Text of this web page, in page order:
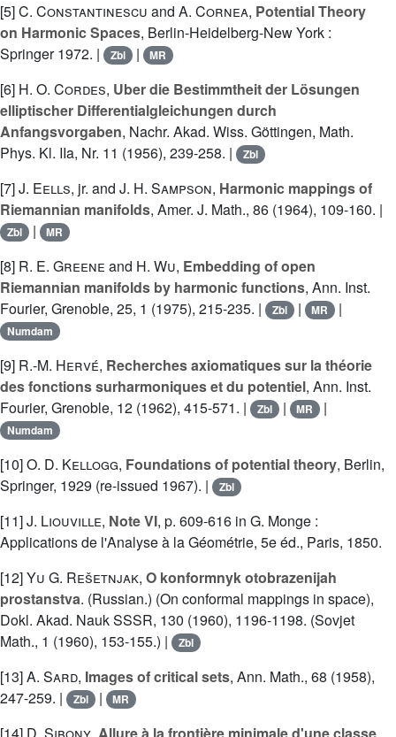
[5]C. Constantinescu and A. Cornea, Potential Theory
on Harmonic Spaces, Berlin-Heidelberg-New York :
Springer 1972. |
Zbl | MR
[6] H. O. Cordes, Uber die Bestimmtheit der Lösungen
elliptischer Differentialgleichungen durch
Anfangsvorgaben, Nachr. Akad. Wiss. Göttingen, Math.
Phys. Kl. IIa, Nr. 11 (1956), 239-258. |
Zbl
[7]J. Eells, jr. and J. H. Sampson, Harmonic mappings of
Riemannian manifolds, Amer. J. Math., 86 (1964), 109-160. |
Zbl | MR
[8] R. E. Greene and H. Wu, Embedding of open
Riemannian manifolds by harmonic functions, Ann. Inst.
Fourier, Grenoble, 25, 1 (1975), 215-235. |
Zbl | MR |
Numdam
[9] R.-M. Hervé, Recherches axiomatiques sur la théorie
des fonctions surharmoniques et du potentiel, Ann. Inst.
Fourier, Grenoble, 12 (1962), 415-571. |
Zbl | MR |
Numdam
[10]O. D. Kellogg, Foundations of potential theory, Berlin,
Springer, 1929 (re-issued 1967). |
Zbl
[11]J. Liouville, Note VI, p. 609-616 in G. Monge :
Applications de l'Analyse à la Géométrie, 5e éd., Paris, 1850.
[12]Yu G. Rešetnjak, O konformnyk otobrazenijah
prostanstva. (Russian.) (On conformal mappings in space),
Dokl. Akad. Nauk SSSR, 130 (1960), 1196-1198. (Sovjet
Math., 1 (1960), 153-155.) |
Zbl
[13]A. Sard, Images of critical sets, Ann. Math., 68 (1958),
247-259. |
Zbl | MR